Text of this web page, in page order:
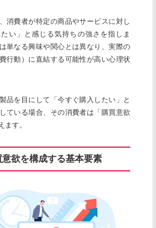
消費者が特定の商品やサービスに対し
い」と感じる気持ちの強さを指しま
単なる興味や関心とは異なり、実際の
行動）に直結する可能性が高い心理状
品を目にして「今すぐ購入したい」と
ている場合、その消費者は「購買意欲
ます。
意欲を構成する基本要素